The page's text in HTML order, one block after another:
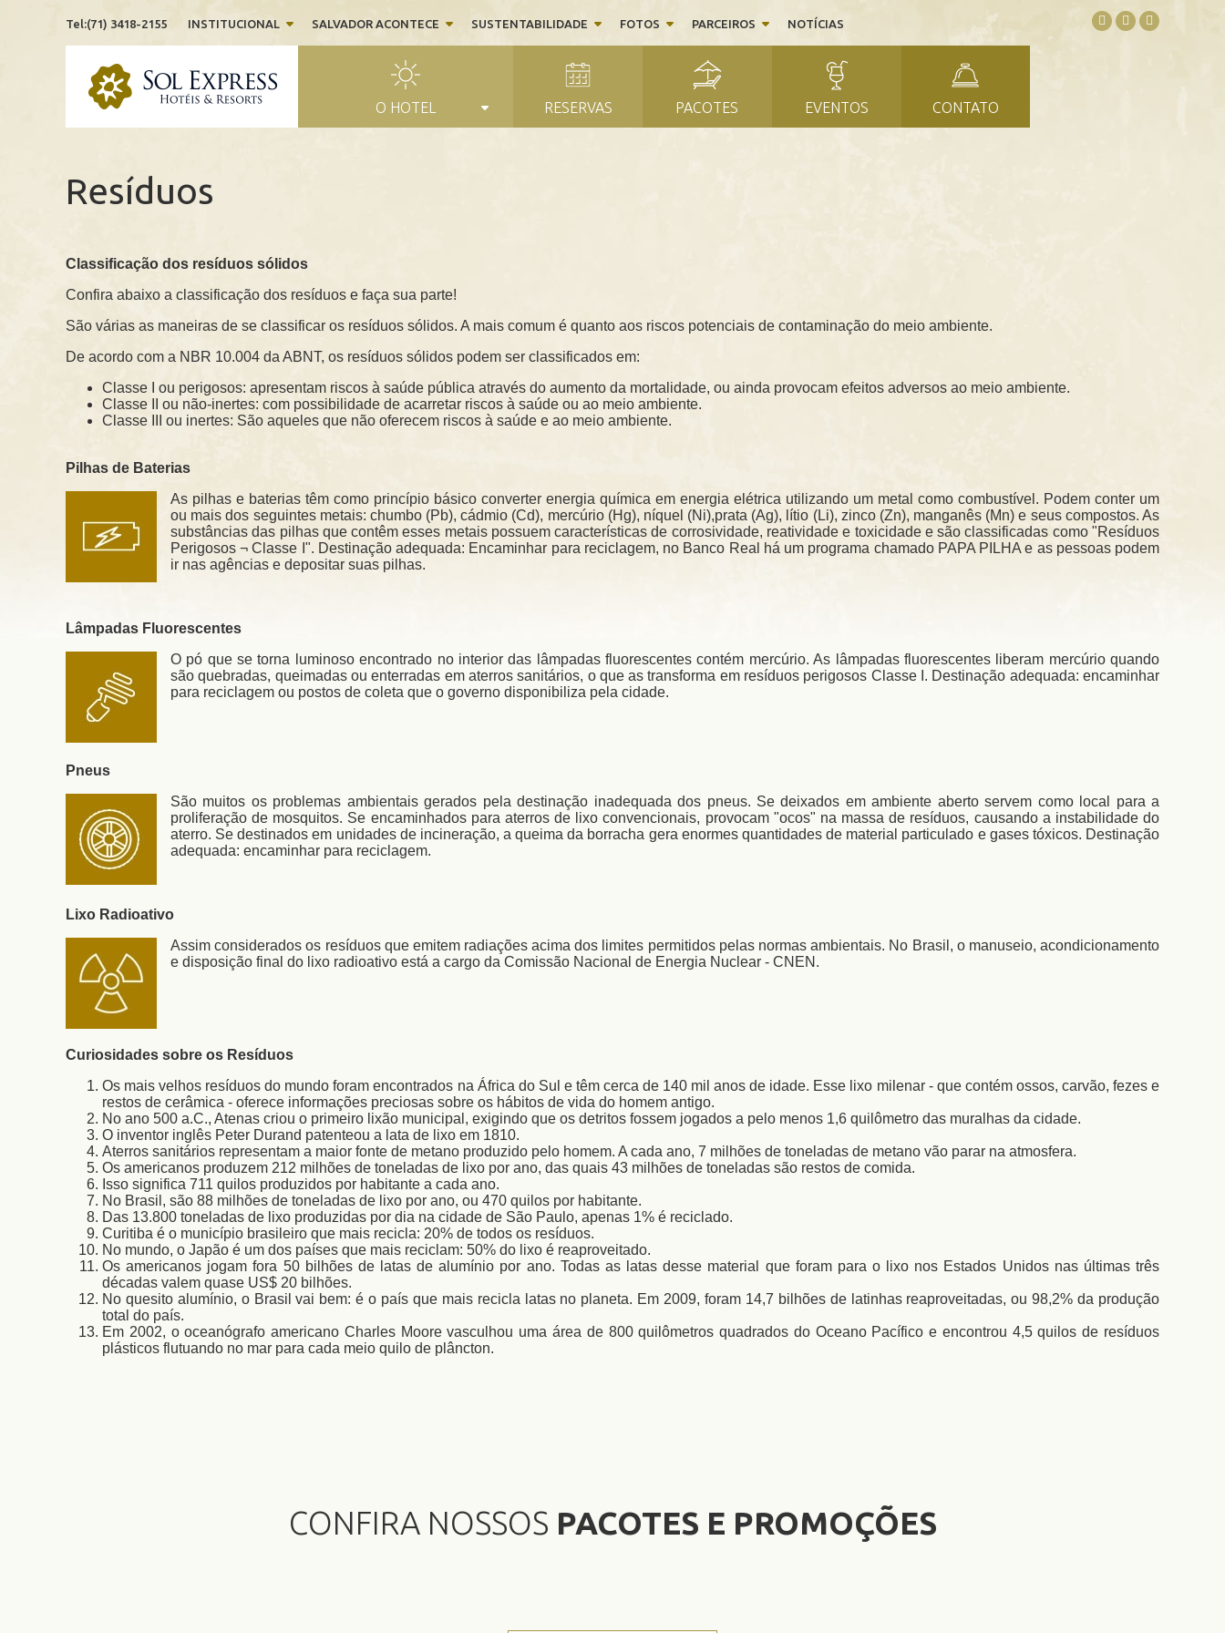
Tel:(71) 3418-2155 INSTITUCIONAL SALVADOR ACONTECE SUSTENTABILIDADE FOTOS PARCEIROS NOTÍCIAS
O HOTEL RESERVAS PACOTES EVENTOS CONTATO
Resíduos
Classificação dos resíduos sólidos
Confira abaixo a classificação dos resíduos e faça sua parte!
São várias as maneiras de se classificar os resíduos sólidos. A mais comum é quanto aos riscos potenciais de contaminação do meio ambiente.
De acordo com a NBR 10.004 da ABNT, os resíduos sólidos podem ser classificados em:
Classe I ou perigosos: apresentam riscos à saúde pública através do aumento da mortalidade, ou ainda provocam efeitos adversos ao meio ambiente.
Classe II ou não-inertes: com possibilidade de acarretar riscos à saúde ou ao meio ambiente.
Classe III ou inertes: São aqueles que não oferecem riscos à saúde e ao meio ambiente.
Pilhas de Baterias
As pilhas e baterias têm como princípio básico converter energia química em energia elétrica utilizando um metal como combustível. Podem conter um
ou mais dos seguintes metais: chumbo (Pb), cádmio (Cd), mercúrio (Hg), níquel (Ni),prata (Ag), lítio (Li), zinco (Zn), manganês (Mn) e seus compostos. As
substâncias das pilhas que contêm esses metais possuem características de corrosividade, reatividade e toxicidade e são classificadas como "Resíduos
Perigosos ¬ Classe I". Destinação adequada: Encaminhar para reciclagem, no Banco Real há um programa chamado PAPA PILHA e as pessoas podem
ir nas agências e depositar suas pilhas.
Lâmpadas Fluorescentes
O pó que se torna luminoso encontrado no interior das lâmpadas fluorescentes contém mercúrio. As lâmpadas fluorescentes liberam mercúrio quando
são quebradas, queimadas ou enterradas em aterros sanitários, o que as transforma em resíduos perigosos Classe I. Destinação adequada: encaminhar
para reciclagem ou postos de coleta que o governo disponibiliza pela cidade.
Pneus
São muitos os problemas ambientais gerados pela destinação inadequada dos pneus. Se deixados em ambiente aberto servem como local para a
proliferação de mosquitos. Se encaminhados para aterros de lixo convencionais, provocam "ocos" na massa de resíduos, causando a instabilidade do
aterro. Se destinados em unidades de incineração, a queima da borracha gera enormes quantidades de material particulado e gases tóxicos. Destinação
adequada: encaminhar para reciclagem.
Lixo Radioativo
Assim considerados os resíduos que emitem radiações acima dos limites permitidos pelas normas ambientais. No Brasil, o manuseio, acondicionamento
e disposição final do lixo radioativo está a cargo da Comissão Nacional de Energia Nuclear - CNEN.
Curiosidades sobre os Resíduos
Os mais velhos resíduos do mundo foram encontrados na África do Sul e têm cerca de 140 mil anos de idade. Esse lixo milenar - que contém ossos, carvão, fezes e
restos de cerâmica - oferece informações preciosas sobre os hábitos de vida do homem antigo.
No ano 500 a.C., Atenas criou o primeiro lixão municipal, exigindo que os detritos fossem jogados a pelo menos 1,6 quilômetro das muralhas da cidade.
O inventor inglês Peter Durand patenteou a lata de lixo em 1810.
Aterros sanitários representam a maior fonte de metano produzido pelo homem. A cada ano, 7 milhões de toneladas de metano vão parar na atmosfera.
Os americanos produzem 212 milhões de toneladas de lixo por ano, das quais 43 milhões de toneladas são restos de comida.
Isso significa 711 quilos produzidos por habitante a cada ano.
No Brasil, são 88 milhões de toneladas de lixo por ano, ou 470 quilos por habitante.
Das 13.800 toneladas de lixo produzidas por dia na cidade de São Paulo, apenas 1% é reciclado.
Curitiba é o município brasileiro que mais recicla: 20% de todos os resíduos.
No mundo, o Japão é um dos países que mais reciclam: 50% do lixo é reaproveitado.
Os americanos jogam fora 50 bilhões de latas de alumínio por ano. Todas as latas desse material que foram para o lixo nos Estados Unidos nas últimas três
décadas valem quase US$ 20 bilhões.
No quesito alumínio, o Brasil vai bem: é o país que mais recicla latas no planeta. Em 2009, foram 14,7 bilhões de latinhas reaproveitadas, ou 98,2% da produção
total do país.
Em 2002, o oceanógrafo americano Charles Moore vasculhou uma área de 800 quilômetros quadrados do Oceano Pacífico e encontrou 4,5 quilos de resíduos
plásticos flutuando no mar para cada meio quilo de plâncton.
CONFIRA NOSSOS PACOTES E PROMOÇÕES